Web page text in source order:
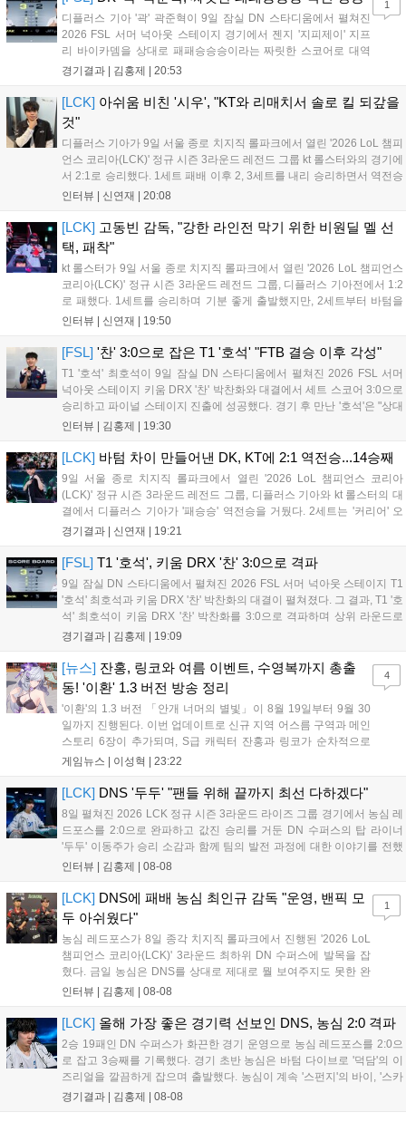
디플러스 기아 '곽' 곽준혁이 9일 잠실 DN 스타디움에서 펼쳐진
2026 FSL 서머 넉아웃 스테이지 경기에서 젠지 '지피제이' 지프
리 바이카뎀을 상대로 패패승승승이라는 짜릿한 스코어로 대역
전에 성공하며 파이널 스테이지로 향했다. 1세트, 전반전은 서로
로 깔끔한 마무리에 성공했고, '곽...
경기결과 | 김홍제 20:53
1
[LCK] 아쉬움 비친 '시우', "KT와 리매치서 솔로 킬 되갚을
것"
디플러스 기아가 9일 서울 종로 치지직 롤파크에서 열린 '2026 LoL 챔피
언스 코리아(LCK)' 정규 시즌 3라운드 레전드 그룹 kt 롤스터와의 경기에
서 2:1로 승리했다. 1세트 패배 이후 2, 3세트를 내리 승리하면서 역전승
을 거뒀다. 14승을 달성한 디플러스 기아는 4위 kt 롤스터를 1승 차이로
인터뷰 | 신연재 20:08
[LCK] 고동빈 감독, "강한 라인전 막기 위한 비원딜 멜 선
택, 패착"
kt 롤스터가 9일 서울 종로 치지직 롤파크에서 열린 '2026 LoL 챔피언스
코리아(LCK)' 정규 시즌 3라운드 레전드 그룹, 디플러스 기아전에서 1:2
로 패했다. 1세트를 승리하며 기분 좋게 출발했지만, 2세트부터 바텀을
중심으로 게임을 풀어간 디플러스 기아의 승리 플랜을 막아내지 못했다.
인터뷰 | 신연재 19:50
[FSL] '찬' 3:0으로 잡은 T1 '호석' "FTB 결승 이후 각성"
T1 '호석' 최호석이 9일 잠실 DN 스타디움에서 펼쳐진 2026 FSL 서머
넉아웃 스테이지 키움 DRX '찬' 박찬화와 대결에서 세트 스코어 3:0으로
승리하고 파이널 스테이지 진출에 성공했다. 경기 후 만난 '호석'은 "상대
가 강하지만, 내가 할 것만 잘하면 충분히 승산이 있을 것 같았다"고 말하
인터뷰 | 김홍제 19:30
[LCK] 바텀 차이 만들어낸 DK, KT에 2:1 역전승...14승째
9일 서울 종로 치지직 롤파크에서 열린 '2026 LoL 챔피언스 코리아
(LCK)' 정규 시즌 3라운드 레전드 그룹, 디플러스 기아와 kt 롤스터의 대
결에서 디플러스 기아가 '패승승' 역전승을 거뒀다. 2세트는 '커리어' 오
현석의 메이킹과 '쇼메이커' 허수의 캐리력이 빛났고, 3세트에서는 라인
경기결과 | 신연재 19:21
[FSL] T1 '호석', 키움 DRX '찬' 3:0으로 격파
9일 잠실 DN 스타디움에서 펼쳐진 2026 FSL 서머 넉아웃 스테이지 T1
'호석' 최호석과 키움 DRX '찬' 박찬화의 대결이 펼쳐졌다. 그 결과, T1 '호
석' 최호석이 키움 DRX '찬' 박찬화를 3:0으로 격파하며 상위 라운드로
진출했고, '찬'은 탈락하고 말았다. 경기 초반, 5분 만에 골 찬스를 잡은
경기결과 | 김홍제 19:09
[뉴스] 잔홍, 링코와 여름 이벤트, 수영복까지 총출
동! '이환' 1.3 버전 방송 정리
'이환'의 1.3 버전 「안개 너머의 별빛」이 8월 19일부터 9월 30
일까지 진행된다. 이번 업데이트로 신규 지역 어스름 구역과 메인
스토리 6장이 추가되며, S급 캐릭터 잔홍과 링코가 순차적으로
등장한다. 여름 시즌을 맞아 비치발리볼, 수상 오토바이 등 다채
의성도 강화된다. 8월 11일까지 사용 가능한 교환 코드 3종이 제
공되며, 상세 일정은 공식 채널을 통해 확인할 수 있다....
게임뉴스 | 이성혁 23:22
4
[LCK] DNS '두두' "팬들 위해 끝까지 최선 다하겠다"
8일 펼쳐진 2026 LCK 정규 시즌 3라운드 라이즈 그룹 경기에서 농심 레
드포스를 2:0으로 완파하고 값진 승리를 거둔 DN 수퍼스의 탑 라이너
'두두' 이동주가 승리 소감과 함께 팀의 발전 과정에 대한 이야기를 전했
다. 먼저 오랜만의 2:0 완승에 대해 '두두'는 "진짜 오랜만에 거둔 2:0 승
인터뷰 | 김홍제 08-08
[LCK] DNS에 패배 농심 최인규 감독 "운영, 밴픽 모
두 아쉬웠다"
농심 레드포스가 8일 종각 치지직 롤파크에서 진행된 '2026 LoL
챔피언스 코리아(LCK)' 3라운드 최하위 DN 수퍼스에 발목을 잡
혔다. 금일 농심은 DNS를 상대로 제대로 뭘 보여주지도 못한 완
패를 당하고 말았다. 이하 농심 레드포스 최인규 감독과 '리헨즈'
인규 감독 : 모든 경...
인터뷰 | 김홍제 08-08
1
[LCK] 올해 가장 좋은 경기력 선보인 DNS, 농심 2:0 격파
2승 19패인 DN 수퍼스가 화끈한 경기 운영으로 농심 레드포스를 2:0으
로 잡고 3승째를 기록했다. 경기 초반 농심은 바텀 다이브로 '덕담'의 이
즈리얼을 깔끔하게 잡으며 출발했다. 농심이 계속 '스펀지'의 바이, '스카
웃'의 신드라가 맹활약하며 초반부터 잡은 주도권을 계속 잘 굴렸다.
경기결과 | 김홍제 08-08